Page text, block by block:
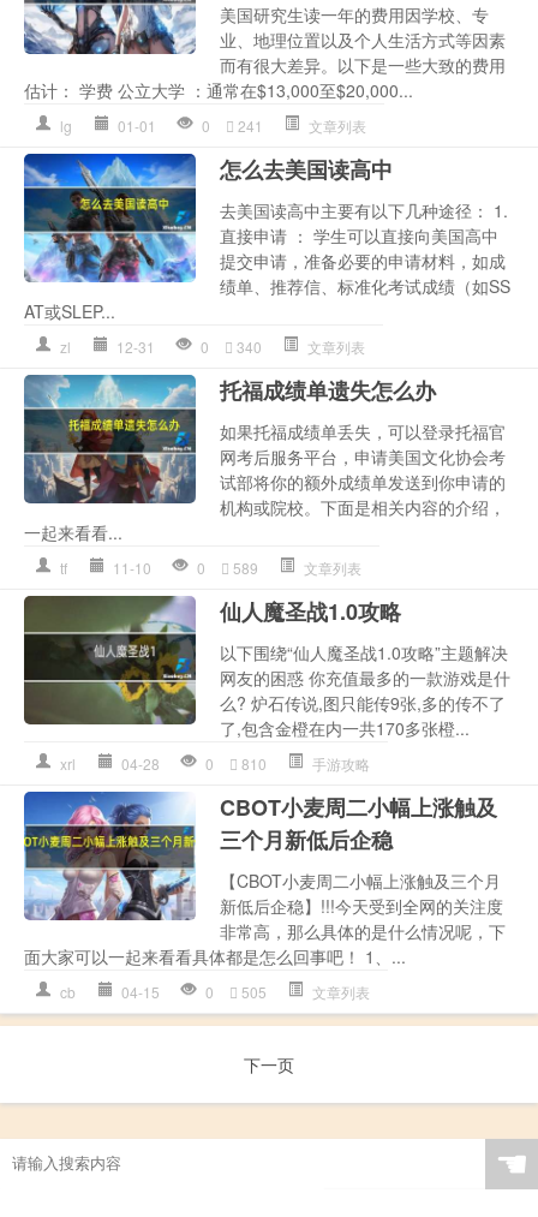
美国研究生读一年的费用因学校、专
业、地理位置以及个人生活方式等因素
而有很大差异。以下是一些大致的费用
估计： 学费 公立大学 ：通常在$13,000至$20,000...
lg 01-01 0 241 文章列表
怎么去美国读高中
去美国读高中主要有以下几种途径： 1.
直接申请 ： 学生可以直接向美国高中
提交申请，准备必要的申请材料，如成
绩单、推荐信、标准化考试成绩（如SS
AT或SLEP...
zl 12-31 0 340 文章列表
托福成绩单遗失怎么办
如果托福成绩单丢失，可以登录托福官
网考后服务平台，申请美国文化协会考
试部将你的额外成绩单发送到你申请的
机构或院校。下面是相关内容的介绍，
一起来看看...
tf 11-10 0 589 文章列表
仙人魔圣战1.0攻略
以下围绕“仙人魔圣战1.0攻略”主题解决
网友的困惑 你充值最多的一款游戏是什
么? 炉石传说,图只能传9张,多的传不了
了,包含金橙在内一共170多张橙...
xrl 04-28 0 810 手游攻略
CBOT小麦周二小幅上涨触及
三个月新低后企稳
【CBOT小麦周二小幅上涨触及三个月
新低后企稳】!!!今天受到全网的关注度
非常高，那么具体的是什么情况呢，下
面大家可以一起来看看具体都是怎么回事吧！ 1、...
cb 04-15 0 505 文章列表
下一页
☚